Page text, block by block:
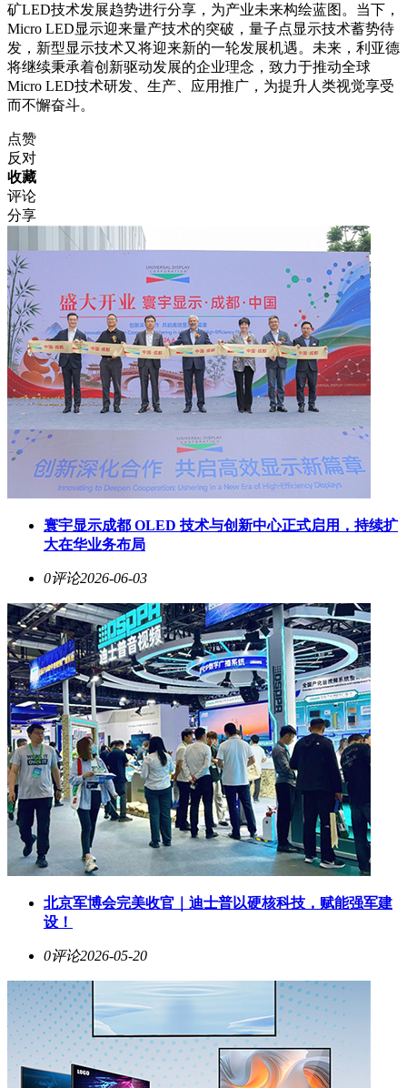
矿LED技术发展趋势进行分享，为产业未来构绘蓝图。当下，
Micro LED显示迎来量产技术的突破，量子点显示技术蓄势待
发，新型显示技术又将迎来新的一轮发展机遇。未来，利亚德
将继续秉承着创新驱动发展的企业理念，致力于推动全球
Micro LED技术研发、生产、应用推广，为提升人类视觉享受
而不懈奋斗。
点赞
反对
收藏
评论
分享
寰宇显示成都 OLED 技术与创新中心正式启用，持续扩
大在华业务布局
0评论2026-06-03
北京军博会完美收官｜迪士普以硬核科技，赋能强军建
设！
0评论2026-05-20